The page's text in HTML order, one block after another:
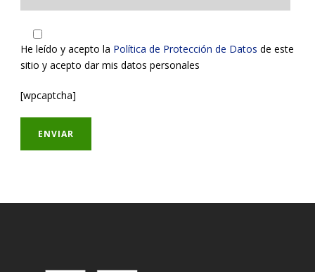
He leído y acepto la Política de Protección de Datos de este
sitio y acepto dar mis datos personales
[wpcaptcha]